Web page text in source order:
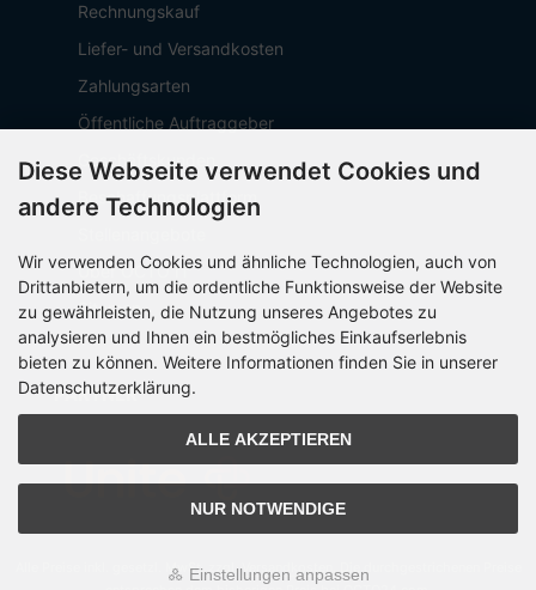
Rechnungskauf
Liefer- und Versandkosten
Zahlungsarten
Öffentliche Auftraggeber
Geschäftskunden
Beschaffungsplattform
Über OCTO IT
Sitemap
PARTNER
Alle Preise inkl. gesetzl. MwSt. zzgl.Versandkosten
Diese Webseite verwendet Cookies und
andere Technologien
Wir verwenden Cookies und ähnliche Technologien, auch von
Drittanbietern, um die ordentliche Funktionsweise der Website
zu gewährleisten, die Nutzung unseres Angebotes zu
analysieren und Ihnen ein bestmögliches Einkaufserlebnis
bieten zu können. Weitere Informationen finden Sie in unserer
Datenschutzerklärung.
ALLE AKZEPTIEREN
NUR NOTWENDIGE
Einstellungen anpassen